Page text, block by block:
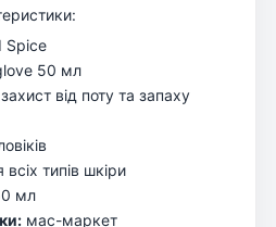
Spice
50 мл
захист від поту та запаху
всіх типів шкіри
мл
мас-маркет